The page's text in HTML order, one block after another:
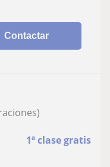
Contactar
1ª clase gratis